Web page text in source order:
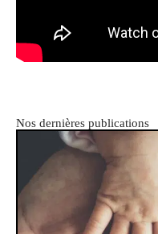
Nos dernières publications